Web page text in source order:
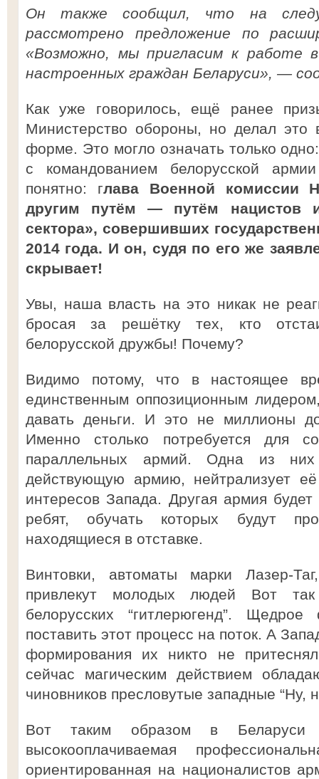
Он также сообщил, что на
рассмотрено предложение по
«Возможно, мы пригласим к работе
настроенных граждан Беларуси», —
Как уже говорилось, ещё ранее
Министерство обороны, но делал это
форме. Это могло означать только
с командованием белорусской
понятно: глава Военной комиссии
другим путём — путём нацистов
сектора», совершивших
2014 года. И он, судя по его же
скрывает!
Увы, наша власть на это никак не
бросая за решётку тех, кто
белорусской дружбы! Почему?
Видимо потому, что в настоящее
единственным оппозиционным
давать деньги. И это не миллионы
Именно столько потребуется для
параллельных армий. Одна из
действующую армию, нейтрализует
интересов Запада. Другая армия
ребят, обучать которых будут
находящиеся в отставке.
Винтовки, автоматы марки Лазер-
привлекут молодых людей Вот так
белорусских “гитлерюгенд”. Щедрое
поставить этот процесс на поток. А
формирования их никто не
сейчас магическим действием
чиновников пресловутые западные “Ну,
Вот таким образом в Беларуси
высокооплачиваемая
ориентированная на националистов